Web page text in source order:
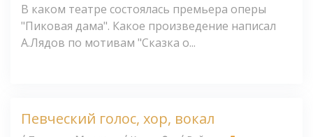
В каком театре состоялась премьера оперы
"Пиковая дама". Какое произведение написал
А.Лядов по мотивам "Сказка о...
Певческий голос, хор, вокал